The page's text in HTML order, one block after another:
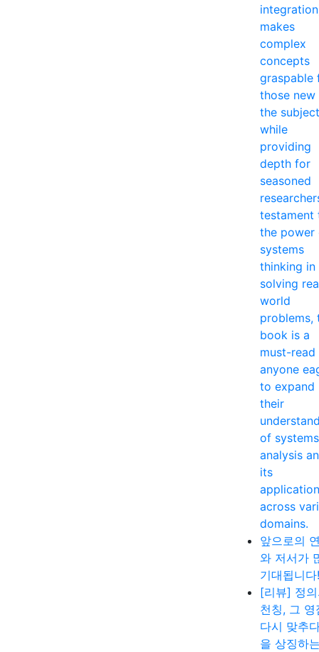
makes
complex
concepts
graspable
those
the subject
while
providing
depth for
seasoned
testament
the power
systems
thinking in
solving
world
problems,
book is a
must-
anyone
to expand
their
of systems
analysis
its
across
domains.
앞으로의
와 저서가
기대됩니다!
[리뷰] 정
천칭, 그 영
다시 맞추
을 상징하